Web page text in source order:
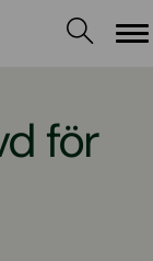
för